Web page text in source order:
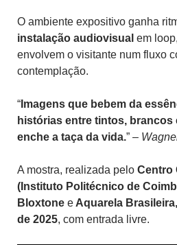
O ambiente expositivo ganha
instalação audiovisual em
envolvem o visitante num fluxo
contemplação.
“ Imagens que bebem da
histórias entre tintos, brancos
enche a taça da vida.” –
A mostra, realizada pelo Centro
(Instituto Politécnico de
Bloxtone e Aquarela Brasileira,
de 2025, com entrada livre.